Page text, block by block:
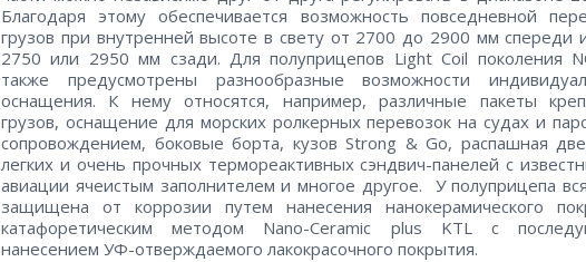
Благодаря этому обеспечивается возможность повседневной
грузов при внутренней высоте в свету от 2700 до 2900 мм спереди
2750 или 2950 мм сзади. Для полуприцепов Light Coil поколения
также предусмотрены разнообразные возможности
оснащения. К нему относятся, например, различные пакеты
грузов, оснащение для морских ролкерных перевозок на судах и
сопровождением, боковые борта, кузов Strong & Go, распашная
легких и очень прочных термореактивных сэндвич-панелей с
авиации ячеистым заполнителем и многое другое. У полуприцепа
защищена от коррозии путем нанесения нанокерамического
катафоретическим методом Nano-Ceramic plus KTL с
нанесением УФ-отверждаемого лакокрасочного покрытия.